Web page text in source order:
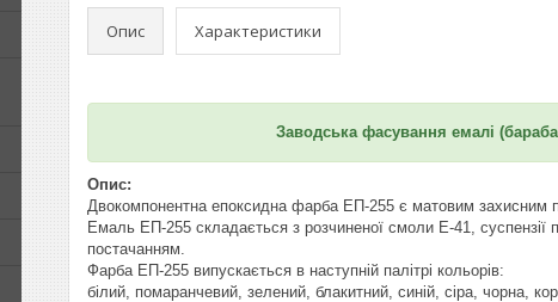
Опис Характеристики
Заводська фасування емалі
Опис:
Двокомпонентна епоксидна фарба ЕП-255 є матовим захисним
Емаль ЕП-255 складається з розчиненої смоли Е-41,
постачанням.
Фарба ЕП-255 випускається в наступній палітрі кольорів:
білий, помаранчевий, зелений, блакитний, синій, сіра, чорна,